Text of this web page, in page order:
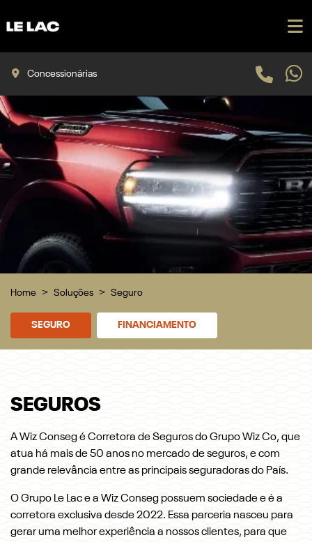
Concessionárias
Home Soluções Seguro
FINANCIAMENTO
SEGURO
SEGUROS
A Wiz Conseg é Corretora de Seguros do Grupo Wiz Co, que
atua há mais de 50 anos no mercado de seguros, e com
grande relevância entre as principais seguradoras do País.
O Grupo Le Lac e a Wiz Conseg possuem sociedade e é a
corretora exclusiva desde 2022. Essa parceria nasceu para
gerar uma melhor experiência a nossos clientes, para que